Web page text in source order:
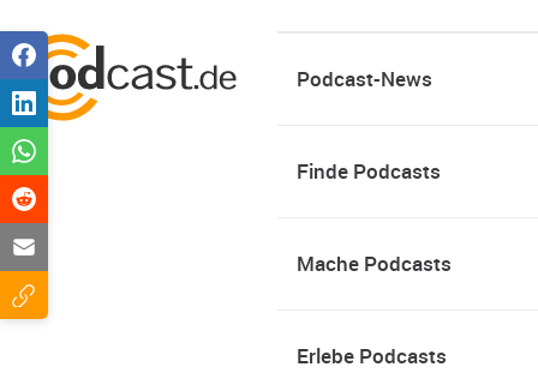
Podcast-News
Finde Podcasts
Mache Podcasts
Erlebe Podcasts